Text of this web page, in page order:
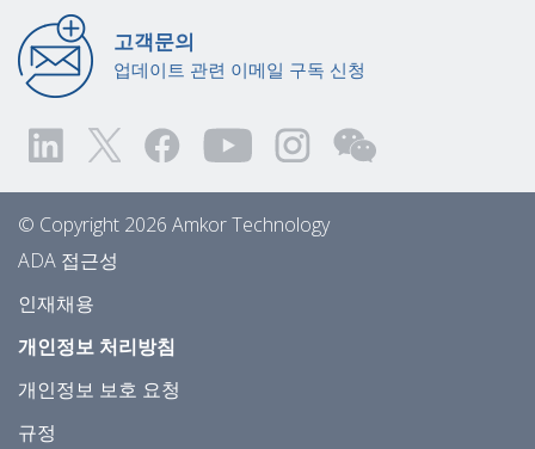
고객문의
업데이트 관련 이메일 구독 신청
© Copyright 2026 Amkor Technology
ADA 접근성
인재채용
개인정보 처리방침
개인정보 보호 요청
규정